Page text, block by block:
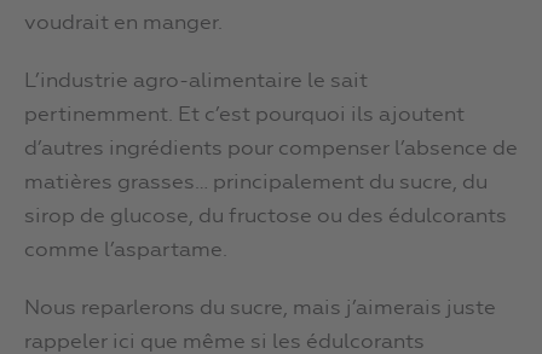
voudrait en manger.
L’industrie agro-alimentaire le sait
pertinemment. Et c’est pourquoi ils ajoutent
d’autres ingrédients pour compenser l’absence de
matières grasses… principalement du sucre, du
sirop de glucose, du fructose ou des édulcorants
comme l’aspartame.
Nous reparlerons du sucre, mais j’aimerais juste
rappeler ici que même si les édulcorants